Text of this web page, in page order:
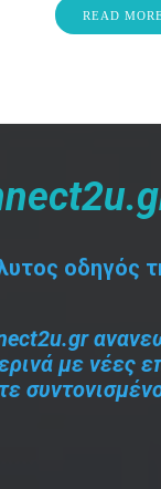
READ
οδηγός
με νέες